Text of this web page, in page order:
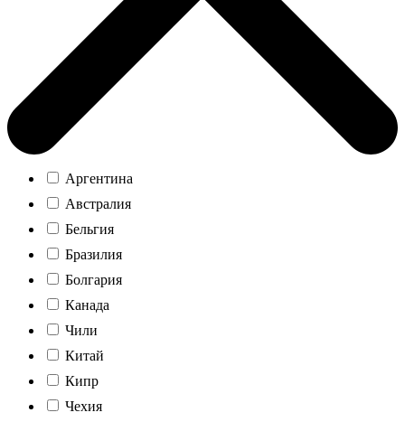
Аргентина
Австралия
Бельгия
Бразилия
Болгария
Канада
Чили
Китай
Кипр
Чехия